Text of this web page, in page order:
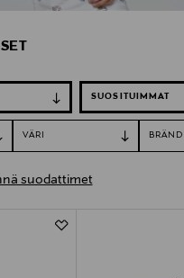
VÄRI BRÄNDI
suodattimet